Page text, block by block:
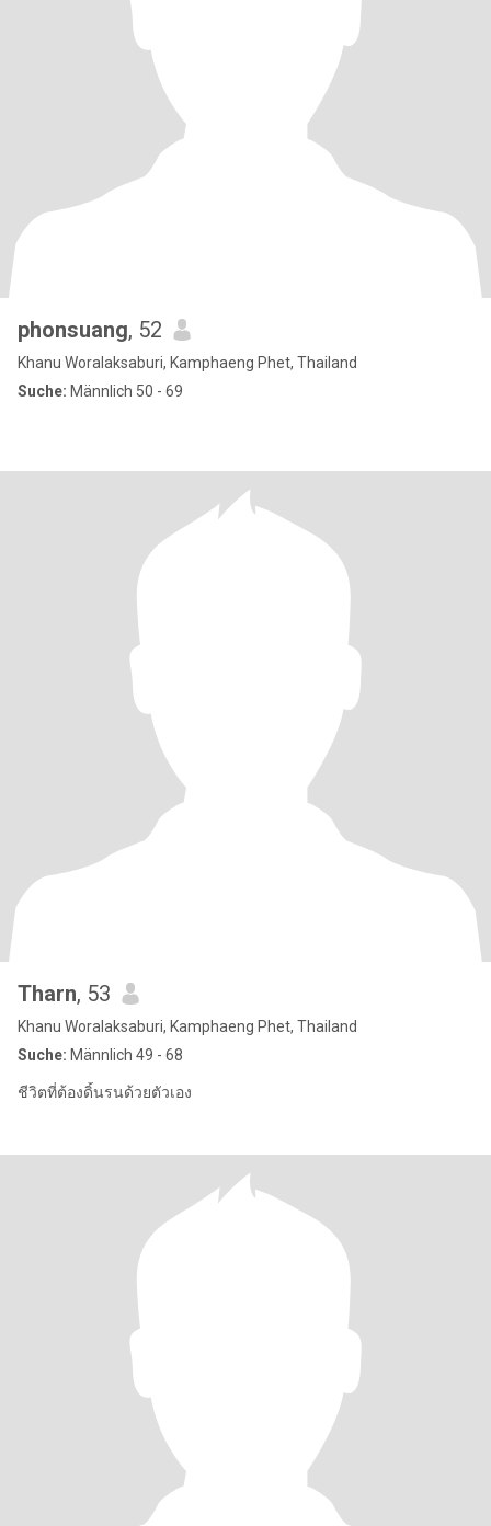
phonsuang, 52
Khanu Woralaksaburi, Kamphaeng Phet, Thailand
Suche: Männlich 50 - 69
Tharn, 53
Khanu Woralaksaburi, Kamphaeng Phet, Thailand
Suche: Männlich 49 - 68
ชีวิตที่ต้องดิ้นรนด้วยตัวเอง